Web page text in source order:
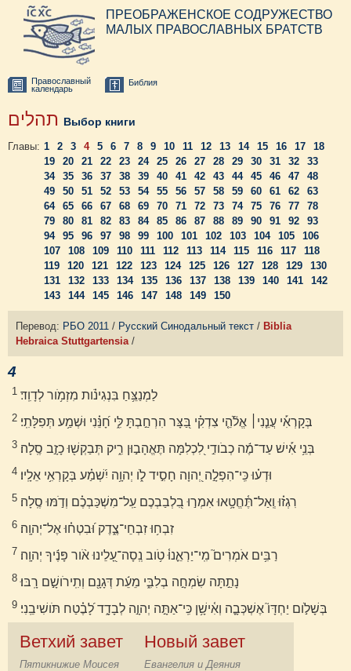
ПРЕОБРАЖЕНСКОЕ СОДРУЖЕСТВО
МАЛЫХ ПРАВОСЛАВНЫХ БРАТСТВ
Православный
календарь
Библия
Выбор книги
Главы: 1 2 3 4 5 6 7 8 9 10 11 12 13 14 15 16 17
18
19
20 21 22 23 24 25 26 27 28 29 30 31 32
33
34
35 36 37 38 39 40 41 42 43 44 45 46 47
48
49
50 51 52 53 54 55 56 57 58 59 60 61 62
63
64
65 66 67 68 69 70 71 72 73 74 75 76 77
78
79
80 81 82 83 84 85 86 87 88 89 90 91 92
93
94
95 96 97 98 99 100 101 102 103 104 105
106
107
108 109 110 111 112 113 114 115 116 117
118
119
120 121 122 123 124 125 126 127 128 129
130
131
132 133 134 135 136 137 138 139 140 141
142
143
144 145 146 147 148 149 150
Перевод: РБО 2011 / Русский Синодальный текст / Biblia
Hebraica Stuttgartensia/
4
1 לַמְנַצֵּ֥חַ בִּנְגִינֹ֗ות מִזְמֹ֥ור לְדָוִֽד׃
2 בְּקָרְאִ֡י עֲנֵ֤נִי׀ אֱלֹ֘הֵ֤י צִדְקִ֗י בַּ֭צָּר הִרְחַ֣בְתָּ לִּ֑י חָ֝נֵּ֗נִי וּשְׁמַ֥ע תְּפִלָּתִֽי׃
3 בְּנֵ֥י אִ֡ישׁ עַד־מֶ֬ה כְבֹודִ֣י לִ֭כְלִמָּה תֶּאֱהָב֣וּן רִ֑יק תְּבַקְשׁ֖וּ כָזָ֣ב סֶֽלָה׃
4 וּדְע֗וּ כִּֽי־הִפְלָ֣ה יְ֭הוָה חָסִ֣יד לֹ֑ו יְהוָ֥ה יִ֝שְׁמַ֗ע בְּקָרְאִ֥י אֵלָֽיו׃
5 רִגְז֗וּ וְֽאַל־תֶּ֫חֱטָ֥אוּ אִמְר֣וּ בִ֭לְבַבְכֶם עַֽל־מִשְׁכַּבְכֶ֗ם וְדֹ֣מּוּ סֶֽלָה׃
6 זִבְח֥וּ זִבְחֵי־צֶ֑דֶק וּ֝בִטְח֗וּ אֶל־יְהוָֽה׃
7 רַבִּ֥ים אֹמְרִים֮ מִֽי־יַרְאֵ֪נוּ֫ טֹ֥וב נְֽסָה־עָ֭לֵינוּ אֹ֨ור פָּנֶ֬יךָ יְהוָֽה׃
8 נָתַ֣תָּה שִׂמְחָ֣ה בְלִבִּ֑י מֵעֵ֬ת דְּגָנָ֖ם וְתִֽירֹושָׁ֣ם רָֽבּוּ׃
9 בְּשָׁלֹ֣ום יַחְדָּו֮ אֶשְׁכְּבָ֪ה וְאִ֫ישָׁ֥ן כִּֽי־אַתָּ֣ה יְהוָ֣ה לְבָדָ֑ד לָ֝בֶ֗טַח תֹּושִׁיבֵֽנִי׃
Ветхий завет
Пятикнижие Моисея
Новый завет
Евангелия и Деяния